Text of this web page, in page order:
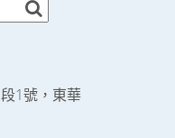
1號，東華